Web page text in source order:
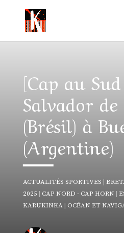
[Cap au
Salvador
(Brésil) à
(Argentine)
ACTUALITÉS SPORTIVES |
2025 | CAP NORD - CAP HORN |
KARUKINKA| OCÉAN ET